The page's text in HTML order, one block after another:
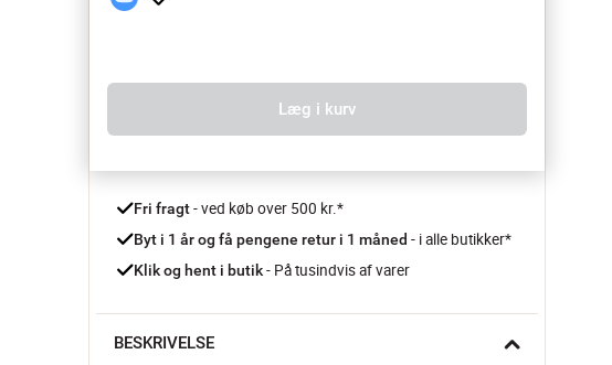
Læg i kurv
Fri fragt - ved køb over 500 kr.*
Byt i 1 år og få pengene retur i 1 måned - i alle butikker*
Klik og hent i butik - På tusindvis af varer
BESKRIVELSE